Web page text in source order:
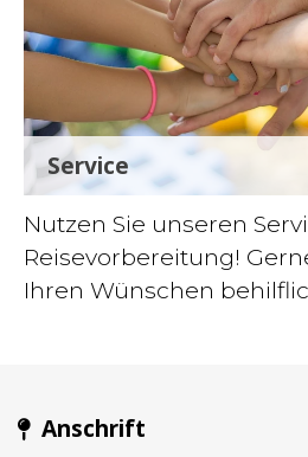
Service
Nutzen Sie unseren
Reisevorbereitung!
Ihren Wünschen
Anschrift